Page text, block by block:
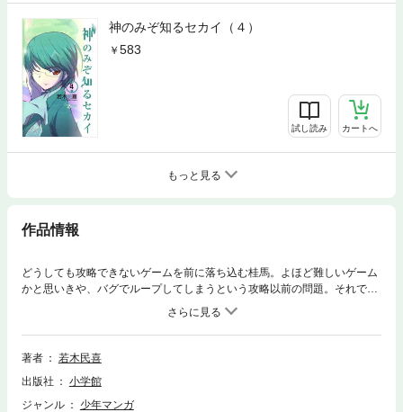
神のみぞ知るセカイ（４）
583
試し読み カートへ
もっと見る
作品情報
どうしても攻略できないゲームを前に落ち込む桂馬。よほど難しいゲーム
かと思いきや、バグでループしてしまうという攻略以前の問題。それでも
神としてのプライドにかけ、選択肢総当たりで攻略に臨むが、その選択肢
は無駄に多く、セーブすると本体が壊れてしまうどうしようもない“クソゲ
ー”。夜までぶっ通しで挑む桂馬に、なぜそこまでしてやり続けるのかとエ
ルシィが尋ねると…？
著者
若木民喜
出版社
小学館
ジャンル
少年マンガ